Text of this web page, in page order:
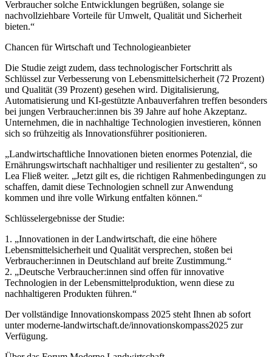
Verbraucher solche Entwicklungen begrüßen, solange sie
nachvollziehbare Vorteile für Umwelt, Qualität und Sicherheit
bieten.“
Chancen für Wirtschaft und Technologieanbieter
Die Studie zeigt zudem, dass technologischer Fortschritt als
Schlüssel zur Verbesserung von Lebensmittelsicherheit (72 Prozent)
und Qualität (39 Prozent) gesehen wird. Digitalisierung,
Automatisierung und KI-gestützte Anbauverfahren treffen besonders
bei jungen Verbraucher:innen bis 39 Jahre auf hohe Akzeptanz.
Unternehmen, die in nachhaltige Technologien investieren, können
sich so frühzeitig als Innovationsführer positionieren.
„Landwirtschaftliche Innovationen bieten enormes Potenzial, die
Ernährungswirtschaft nachhaltiger und resilienter zu gestalten“, so
Lea Fließ weiter. „Jetzt gilt es, die richtigen Rahmenbedingungen zu
schaffen, damit diese Technologien schnell zur Anwendung
kommen und ihre volle Wirkung entfalten können.“
Schlüsselergebnisse der Studie:
1. „Innovationen in der Landwirtschaft, die eine höhere
Lebensmittelsicherheit und Qualität versprechen, stoßen bei
Verbraucher:innen in Deutschland auf breite Zustimmung.“
2. „Deutsche Verbraucher:innen sind offen für innovative
Technologien in der Lebensmittelproduktion, wenn diese zu
nachhaltigeren Produkten führen.“
Der vollständige Innovationskompass 2025 steht Ihnen ab sofort
unter moderne-landwirtschaft.de/innovationskompass2025 zur
Verfügung.